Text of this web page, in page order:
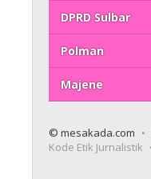
DPRD Sulbar
Polman
Majene
© mesakada.com
Kode Etik Jurnalistik